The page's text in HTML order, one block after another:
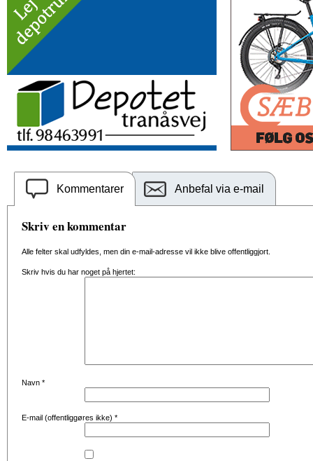
Kommentarer Anbefal via e-mail
Skriv en kommentar
Alle felter skal udfyldes, men din e-mail-adresse vil ikke blive offentliggjort.
Skriv hvis du har noget på hjertet:
Navn *
E-mail (offentliggøres ikke) *